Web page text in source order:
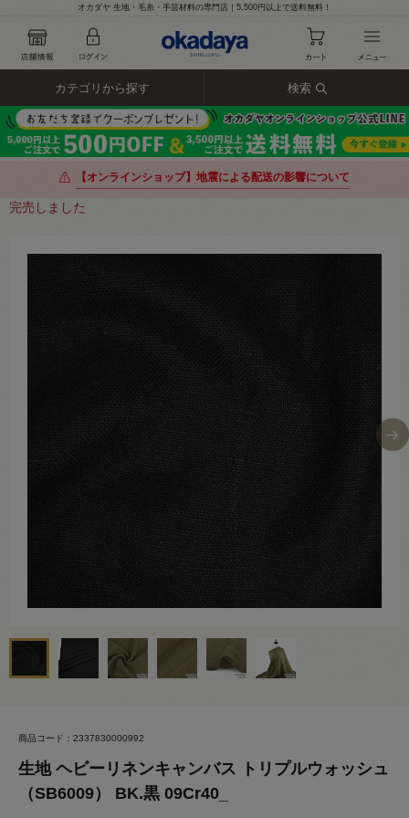
オカダヤ 生地・毛糸・手芸材料の専門店｜5,500円以上で送料無料！
カテゴリから探す 検索
【オンラインショップ】地震による配送の影響について
完売しました
商品コード：2337830000992
生地 ヘビーリネンキャンバス トリプルウォッシュ
（SB6009） BK.黒 09Cr40_